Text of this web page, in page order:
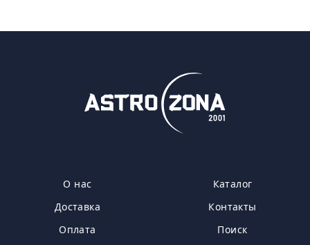
О нас
Доставка
Оплата
Каталог
Контакты
Поиск